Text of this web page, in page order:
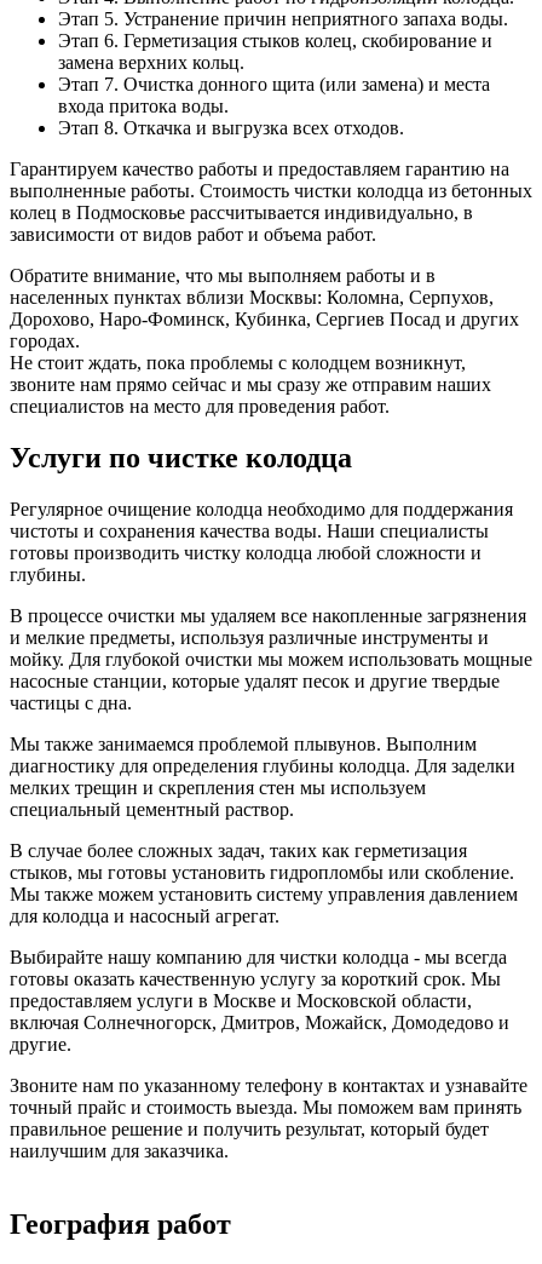
Этап 5. Устранение причин неприятного запаха воды.
Этап 6. Герметизация стыков колец, скобирование и
замена верхних кольц.
Этап 7. Очистка донного щита (или замена) и места
входа притока воды.
Этап 8. Откачка и выгрузка всех отходов.
Гарантируем качество работы и предоставляем гарантию на
выполненные работы. Стоимость чистки колодца из бетонных
колец в Подмосковье рассчитывается индивидуально, в
зависимости от видов работ и объема работ.
Обратите внимание, что мы выполняем работы и в
населенных пунктах вблизи Москвы: Коломна, Серпухов,
Дорохово, Наро-Фоминск, Кубинка, Сергиев Посад и других
городах.
Не стоит ждать, пока проблемы с колодцем возникнут,
звоните нам прямо сейчас и мы сразу же отправим наших
специалистов на место для проведения работ.
Услуги по чистке колодца
Регулярное очищение колодца необходимо для поддержания
чистоты и сохранения качества воды. Наши специалисты
готовы производить чистку колодца любой сложности и
глубины.
В процессе очистки мы удаляем все накопленные загрязнения
и мелкие предметы, используя различные инструменты и
мойку. Для глубокой очистки мы можем использовать мощные
насосные станции, которые удалят песок и другие твердые
частицы с дна.
Мы также занимаемся проблемой плывунов. Выполним
диагностику для определения глубины колодца. Для заделки
мелких трещин и скрепления стен мы используем
специальный цементный раствор.
В случае более сложных задач, таких как герметизация
стыков, мы готовы установить гидропломбы или скобление.
Мы также можем установить систему управления давлением
для колодца и насосный агрегат.
Выбирайте нашу компанию для чистки колодца - мы всегда
готовы оказать качественную услугу за короткий срок. Мы
предоставляем услуги в Москве и Московской области,
включая Солнечногорск, Дмитров, Можайск, Домодедово и
другие.
Звоните нам по указанному телефону в контактах и узнавайте
точный прайс и стоимость выезда. Мы поможем вам принять
правильное решение и получить результат, который будет
наилучшим для заказчика.
География работ